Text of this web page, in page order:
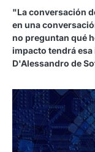
"La conversación
en una
no preguntan qué
impacto tendrá
D'Alessandro de